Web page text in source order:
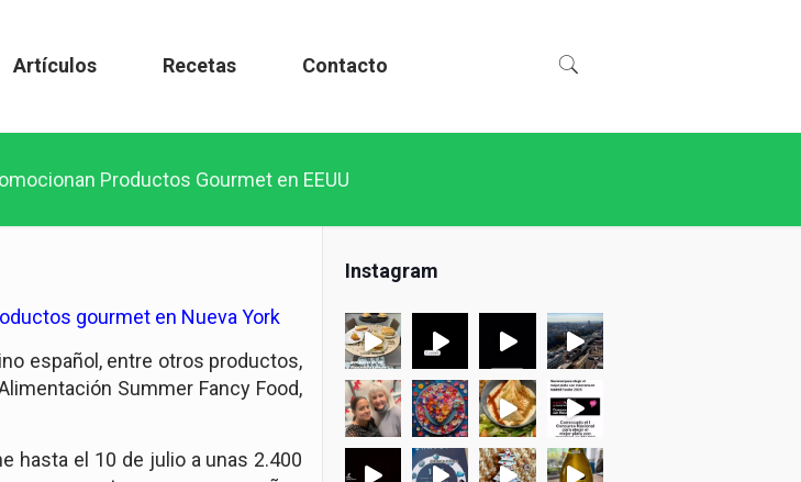
Artículos Recetas Contacto
Productos Gourmet en EEUU
gourmet en Nueva York
español, entre otros productos,
Summer Fancy Food,
hasta el 10 de julio a unas 2.400
Instagram